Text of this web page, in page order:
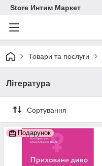
Store Интим Маркет
Товари та послуги
Література
Сортування
Подарунок